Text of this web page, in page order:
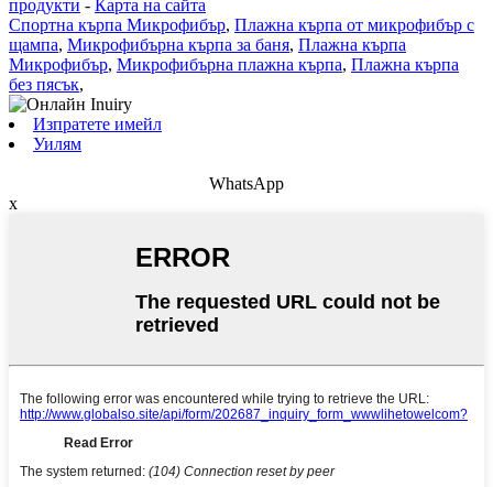
продукти - Карта на сайта
Спортна кърпа Микрофибър, Плажна кърпа от микрофибър с
щампа, Микрофибърна кърпа за баня, Плажна кърпа
Микрофибър, Микрофибърна плажна кърпа, Плажна кърпа
без пясък,
Изпратете имейл
Уилям
WhatsApp
x